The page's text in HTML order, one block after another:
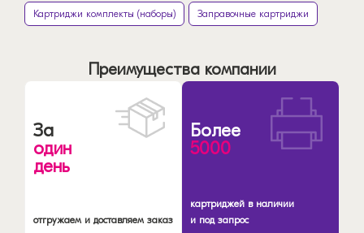
Картриджи комплекты (наборы) Заправочные картриджи
Преимущества компании
За
один
день
отгружаем и доставляем заказ
Более
5000
картриджей в наличии
и под запрос